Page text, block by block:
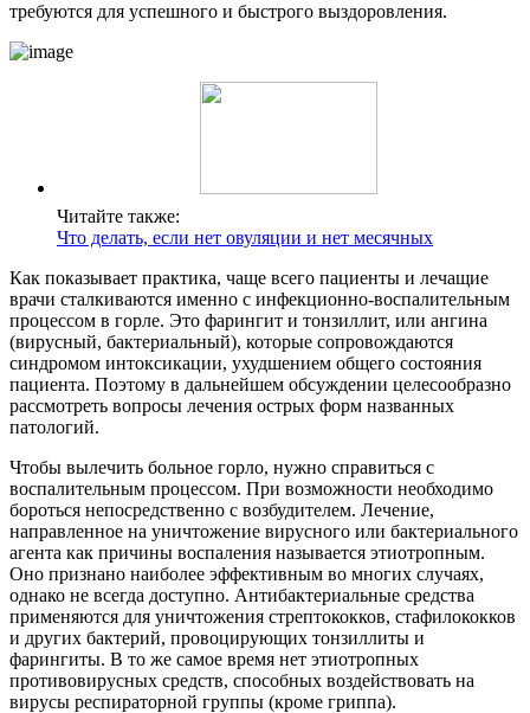
требуются для успешного и быстрого выздоровления.
Читайте также:
Что делать, если нет овуляции и нет месячных
Как показывает практика, чаще всего пациенты и лечащие
врачи сталкиваются именно с инфекционно-воспалительным
процессом в горле. Это фарингит и тонзиллит, или ангина
(вирусный, бактериальный), которые сопровождаются
синдромом интоксикации, ухудшением общего состояния
пациента. Поэтому в дальнейшем обсуждении целесообразно
рассмотреть вопросы лечения острых форм названных
патологий.
Чтобы вылечить больное горло, нужно справиться с
воспалительным процессом. При возможности необходимо
бороться непосредственно с возбудителем. Лечение,
направленное на уничтожение вирусного или бактериального
агента как причины воспаления называется этиотропным.
Оно признано наиболее эффективным во многих случаях,
однако не всегда доступно. Антибактериальные средства
применяются для уничтожения стрептококков, стафилококков
и других бактерий, провоцирующих тонзиллиты и
фарингиты. В то же самое время нет этиотропных
противовирусных средств, способных воздействовать на
вирусы респираторной группы (кроме гриппа).